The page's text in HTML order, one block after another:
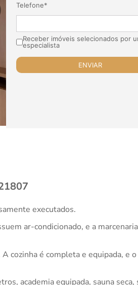
Telefone*
Receber imóveis selecionados por
especialista
executados.
ar-condicionado, e a
cozinha é completa e equipada, e o
academia equipada, sauna seca,